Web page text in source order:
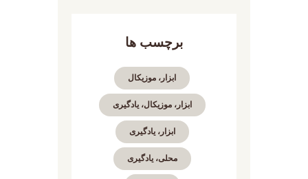
برچسب ها
ابزار، موزیکال
ابزار، موزیکال، یادگیری
ابزار، یادگیری
محلی، یادگیری